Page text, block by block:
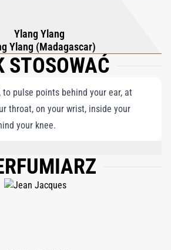
podkreślić misterne piękno kwiatu
zapach, to artystyczna podróż
perfumy, zachęcająca
bogato warstwowej kompozycji,
odważne, jak i delikatne aspekty
wyjątkowym, niezapomnianym zapachu.
Ylang Ylang
Ylang (Madagascar)
STOSOWAĆ
to pulse points behind your ear, at
throat, on your wrist, inside your
your knee.
PARFUM, WATER/AQUA, BENZYL
ISOMETHYL IONONE, ETHYLHEXYL
ANTHRANILATE, HYDROXYCITRONELLAL,